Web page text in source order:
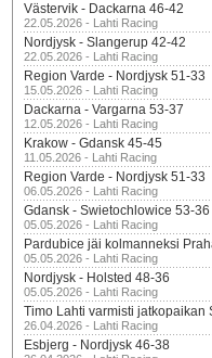
Västervik - Dackarna 46-42
22.05.2026 - Lahti Racing
Nordjysk - Slangerup 42-42
22.05.2026 - Lahti Racing
Region Varde - Nordjysk 51-33
15.05.2026 - Lahti Racing
Dackarna - Vargarna 53-37
12.05.2026 - Lahti Racing
Krakow - Gdansk 45-45
11.05.2026 - Lahti Racing
Region Varde - Nordjysk 51-33
06.05.2026 - Lahti Racing
Gdansk - Swietochlowice 53-36
05.05.2026 - Lahti Racing
Pardubice jäi kolmanneksi
05.05.2026 - Lahti Racing
Nordjysk - Holsted 48-36
05.05.2026 - Lahti Racing
Timo Lahti varmisti jatkopaikan
26.04.2026 - Lahti Racing
Esbjerg - Nordjysk 46-38